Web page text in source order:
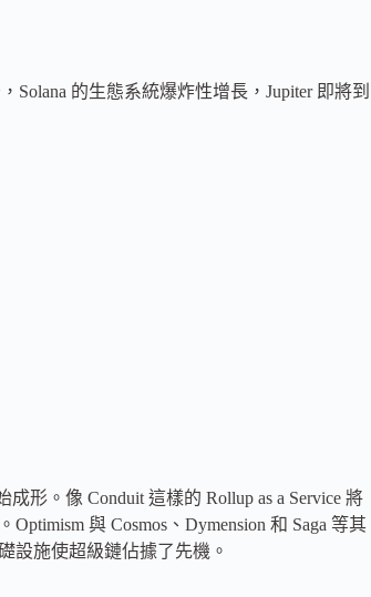
的生態系統爆炸性增長，Jupiter 即將到
形。像 Conduit 這樣的 Rollup as a Service 將
與 Cosmos、Dymension 和 Saga 等其
設施使超級鏈佔據了先機。